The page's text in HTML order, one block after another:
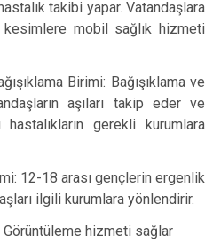
takibi yapar. Vatandaşlara
kesimlere mobil sağlık hizmeti
Birimi: Bağışıklama ve
aşıları takip eder ve
hastalıkların gerekli kurumlara
12-18 arası gençlerin ergenlik
ilgili kurumlara yönlendirir.
hizmeti sağlar